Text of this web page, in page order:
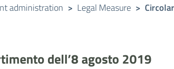
administration > Legal Measure >
dell’8 agosto 2019